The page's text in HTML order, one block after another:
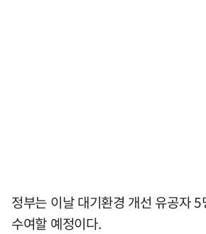
정부는 이날 대기환경 개선 유공자
수여할 예정이다.